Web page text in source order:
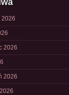
2026
2026
2026